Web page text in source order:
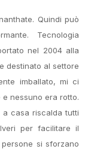
Quindi può
Tecnologia
nel 2004 alla
destinato al settore
imballato, mi ci
nessuno era rotto.
a casa riscalda tutti
per facilitare il
si sforzano